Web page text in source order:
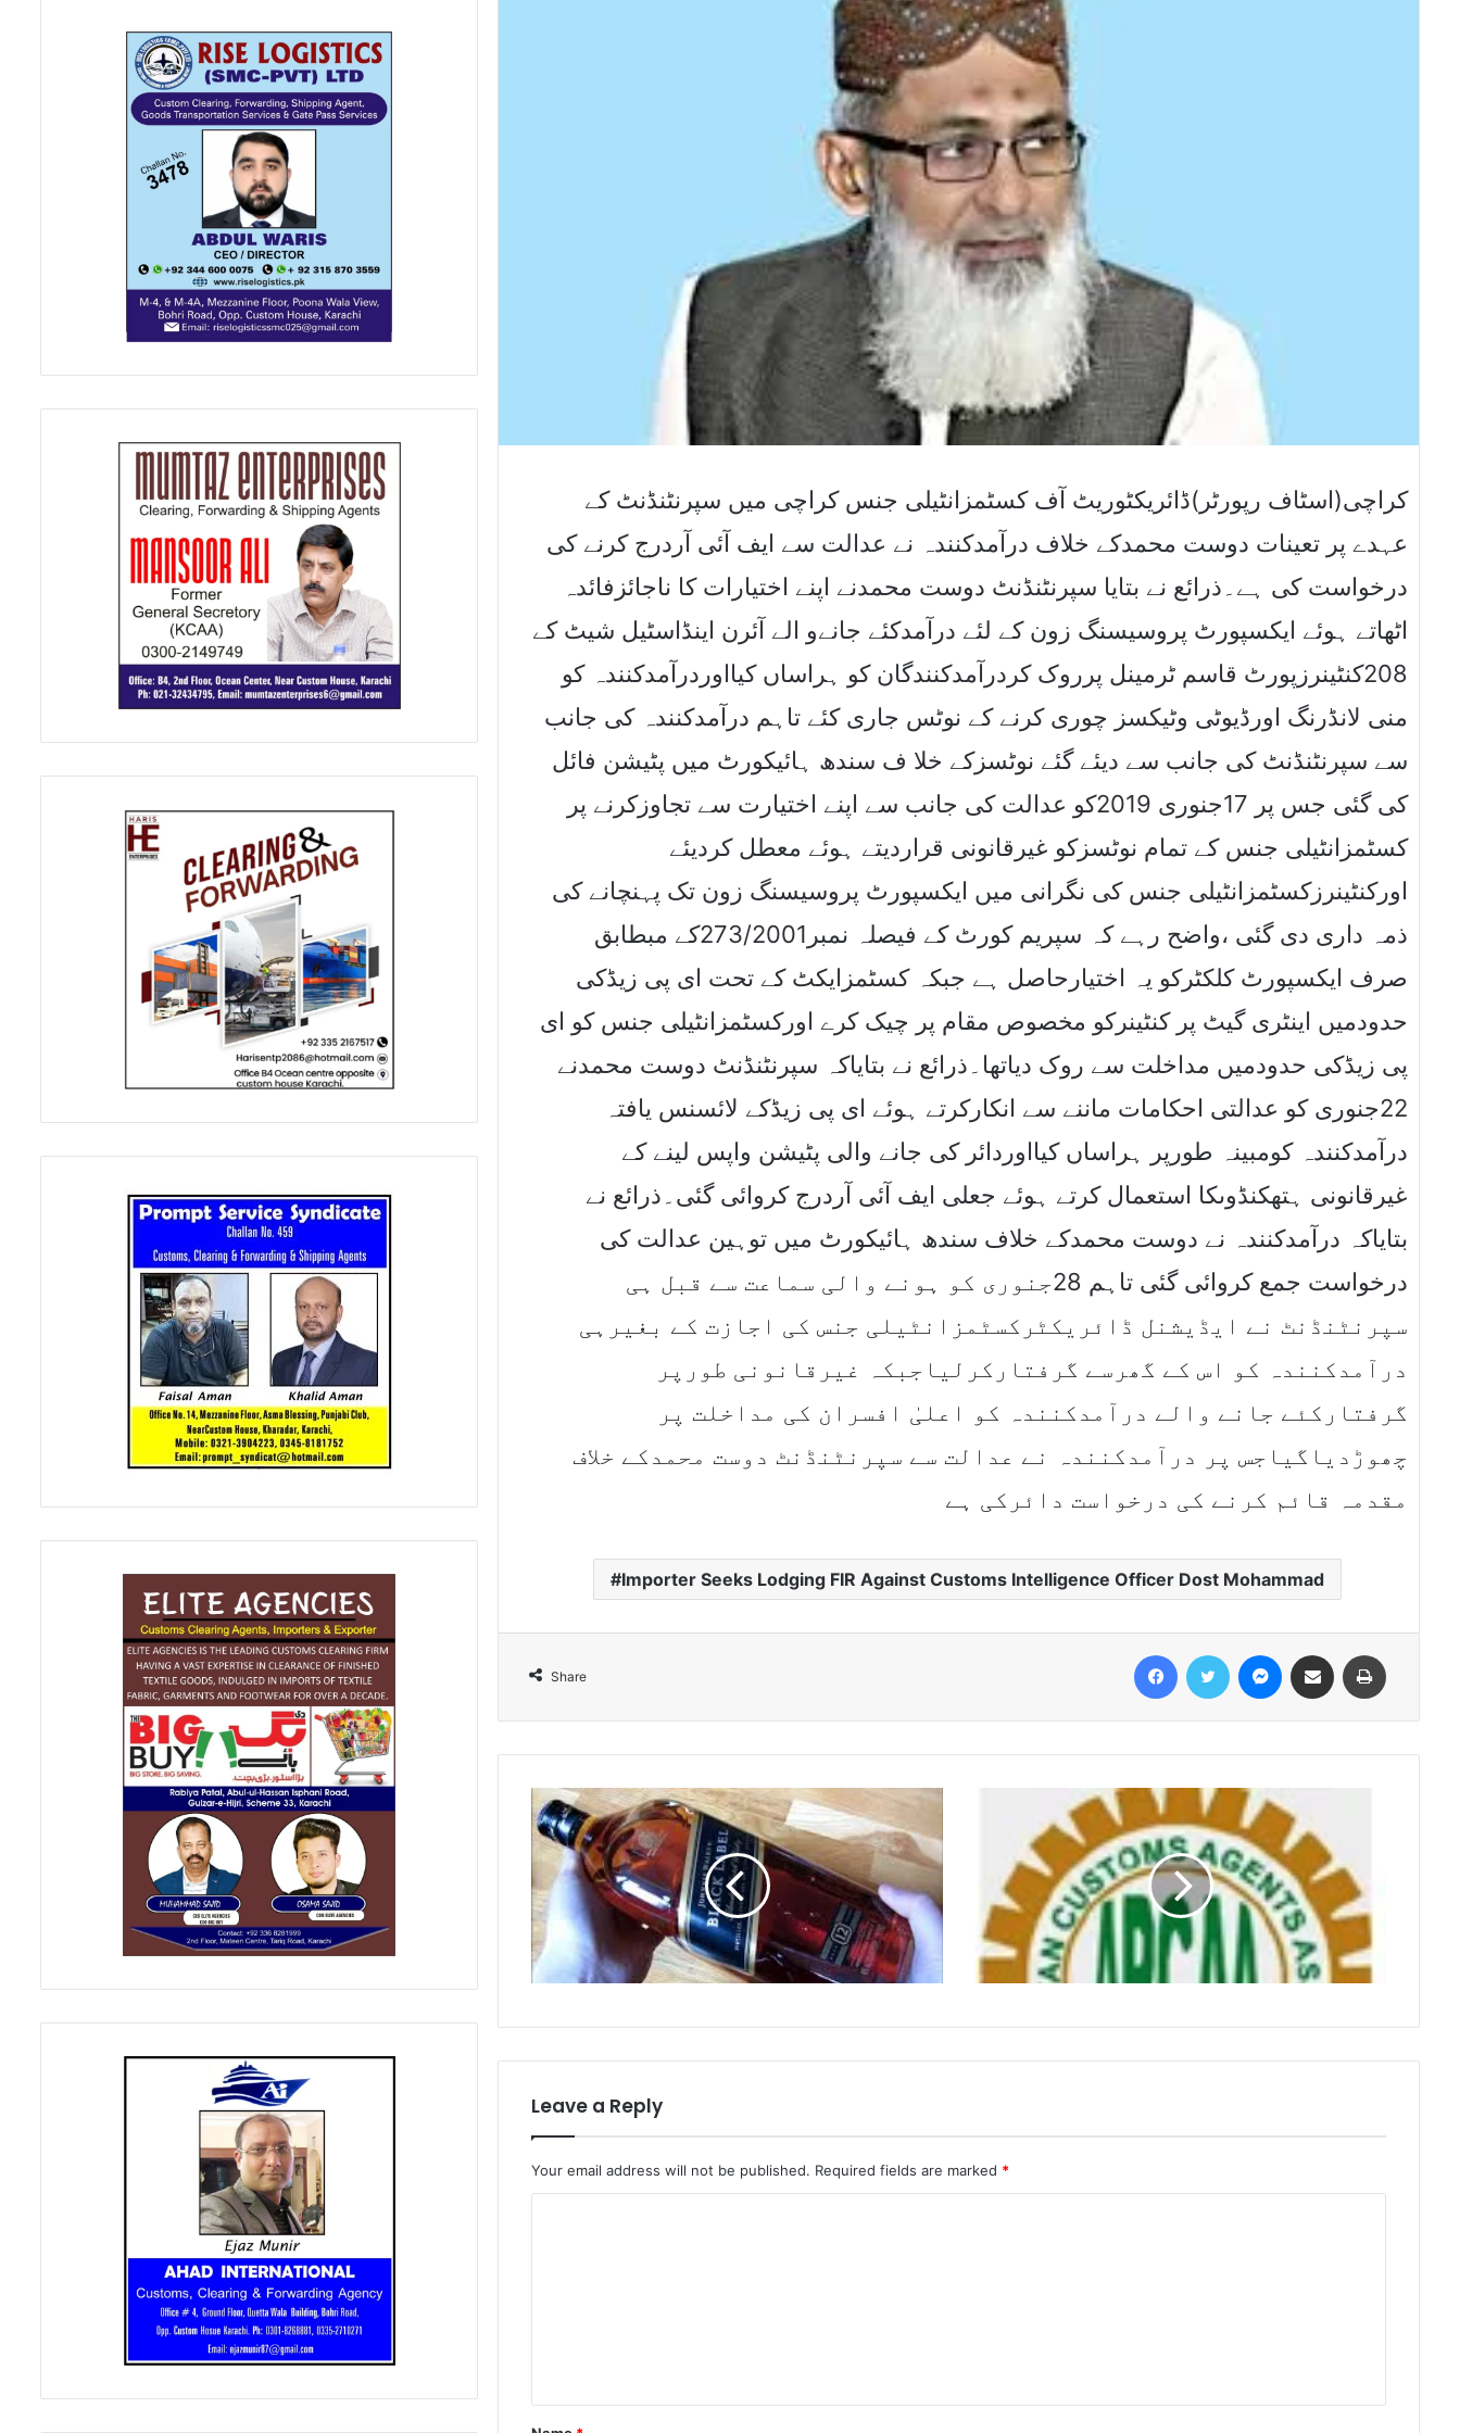
کراچی(اسٹاف رپورٹر)ڈائریکٹوریٹ آف کسٹمزانٹیلی جنس کراچی میں سپرنٹنڈنٹ کے
عہدے پر تعینات دوست محمدکے خلاف درآمدکنندہ نے عدالت سے ایف آئی آردرج کرنے کی
درخواست کی ہے۔ذرائع نے بتایا سپرنٹنڈنٹ دوست محمدنے اپنے اختیارات کا ناجائزفائدہ
اٹھاتے ہوئے ایکسپورٹ پروسیسنگ زون کے لئے درآمدکئے جانےو الے آئرن اینڈاسٹیل شیٹ کے
208کنٹینرزپورٹ قاسم ٹرمینل پرروک کردرآمدکنندگان کو ہراساں کیااوردرآمدکنندہ کو
منی لانڈرنگ اورڈیوٹی وٹیکسز چوری کرنے کے نوٹس جاری کئے تاہم درآمدکنندہ کی جانب
سے سپرنٹنڈنٹ کی جانب سے دیئے گئے نوٹسزکے خلا ف سندھ ہائیکورٹ میں پٹیشن فائل
کی گئی جس پر 17جنوری 2019کو عدالت کی جانب سے اپنے اختیارت سے تجاوزکرنے پر
کسٹمزانٹیلی جنس کے تمام نوٹسزکو غیرقانونی قراردیتے ہوئے معطل کردیئے
اورکنٹینرزکسٹمزانٹیلی جنس کی نگرانی میں ایکسپورٹ پروسیسنگ زون تک پہنچانے کی
ذمہ داری دی گئی ،واضح رہے کہ سپریم کورٹ کے فیصلہ نمبر273/2001کے مبطابق
صرف ایکسپورٹ کلکٹرکو یہ اختیارحاصل ہے جبکہ کسٹمزایکٹ کے تحت ای پی زیڈکی
حدودمیں اینٹری گیٹ پر کنٹینرکو مخصوص مقام پر چیک کرے اورکسٹمزانٹیلی جنس کو ای
پی زیڈکی حدودمیں مداخلت سے روک دیاتھا۔ذرائع نے بتایاکہ سپرنٹنڈنٹ دوست محمدنے
22جنوری کو عدالتی احکامات ماننے سے انکارکرتے ہوئے ای پی زیڈکے لائسنس یافتہ
درآمدکنندہ کومبینہ طورپر ہراساں کیااوردائر کی جانے والی پٹیشن واپس لینے کے
غیرقانونی ہتھکنڈوںکا استعمال کرتے ہوئے جعلی ایف آئی آردرج کروائی گئی۔ذرائع نے
بتایاکہ درآمدکنندہ نے دوست محمدکے خلاف سندھ ہائیکورٹ میں توہین عدالت کی
درخواست جمع کروائی گئی تاہم 28جنوری کو ہونے والی سماعت سے قبل ہی
سپرنٹنڈنٹ نے ایڈیشنل ڈائریکٹرکسٹمزانٹیلی جنس کی اجازت کے بغیرہی
درآمدکنندہ کو اس کے گھرسے گرفتارکرلیاجبکہ غیرقانونی طورپر
گرفتارکئے جانے والے درآمدکنندہ کو اعلیٰ افسران کی مداخلت پر
چھوڑدیاگیاجس پر درآمدکنندہ نے عدالت سے سپرنٹنڈنٹ دوست محمدکے خلاف
مقدمہ قائم کرنے کی درخواست دائرکی ہے
Importer Seeks Lodging FIR Against Customs Intelligence Officer Dost Mohammad
Share
Leave a Reply
Your email address will not be published. Required fields are marked *
t